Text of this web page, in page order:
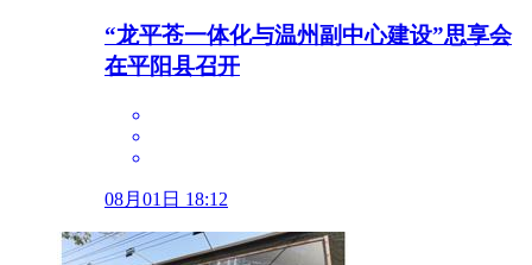
“龙平苍一体化与温州副中心建设”思享会
在平阳县召开
08月01日 18:12